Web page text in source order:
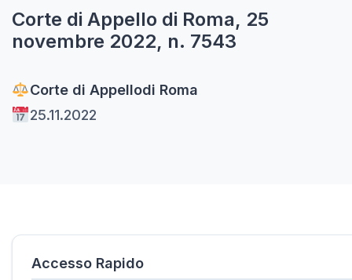
Corte di Appello di Roma, 25
novembre 2022, n. 7543
Corte di Appellodi Roma
25.11.2022
Accesso Rapido